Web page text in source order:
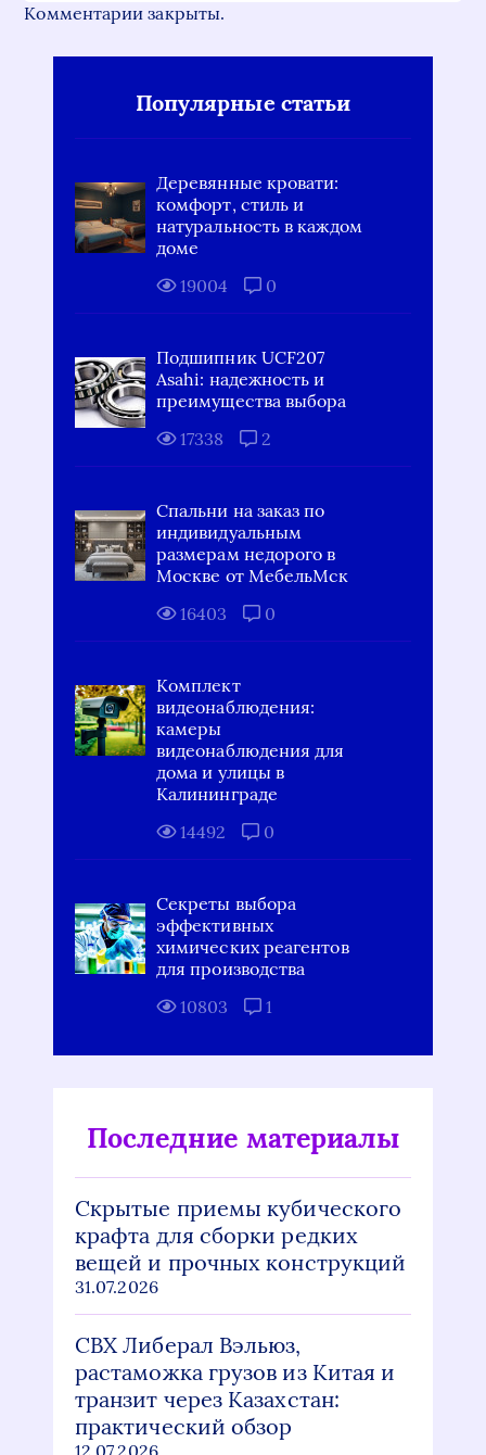
Комментарии закрыты.
Популярные статьи
Деревянные кровати:
комфорт, стиль и
натуральность в каждом
доме
19004
0
Подшипник UCF207
Asahi: надежность и
преимущества выбора
17338
2
Спальни на заказ по
индивидуальным
размерам недорого в
Москве от МебельМск
16403
0
Комплект
видеонаблюдения:
камеры
видеонаблюдения для
дома и улицы в
Калининграде
14492
0
Секреты выбора
эффективных
химических реагентов
для производства
10803
1
Последние материалы
Скрытые приемы кубического
крафта для сборки редких
вещей и прочных конструкций
31.07.2026
СВХ Либерал Вэльюз,
растаможка грузов из Китая и
транзит через Казахстан:
практический обзор
12.07.2026